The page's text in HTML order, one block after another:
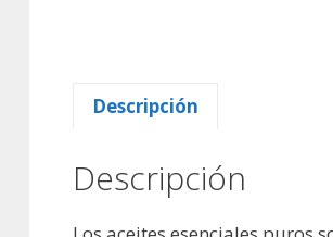
Descripción
Descripción